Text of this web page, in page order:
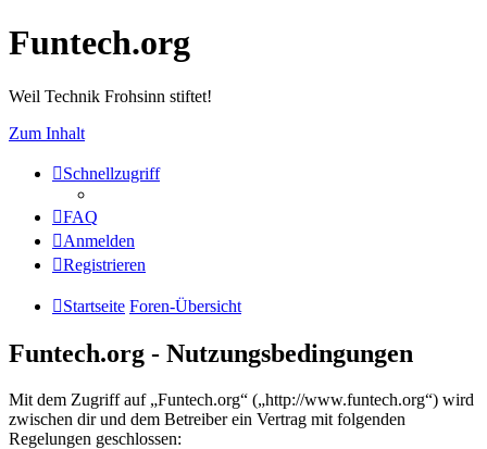
Funtech.org
Weil Technik Frohsinn stiftet!
Zum Inhalt
Schnellzugriff
FAQ
Anmelden
Registrieren
Startseite Foren-Übersicht
Funtech.org - Nutzungsbedingungen
Mit dem Zugriff auf „Funtech.org“ („http://www.funtech.org“) wird
zwischen dir und dem Betreiber ein Vertrag mit folgenden
Regelungen geschlossen: